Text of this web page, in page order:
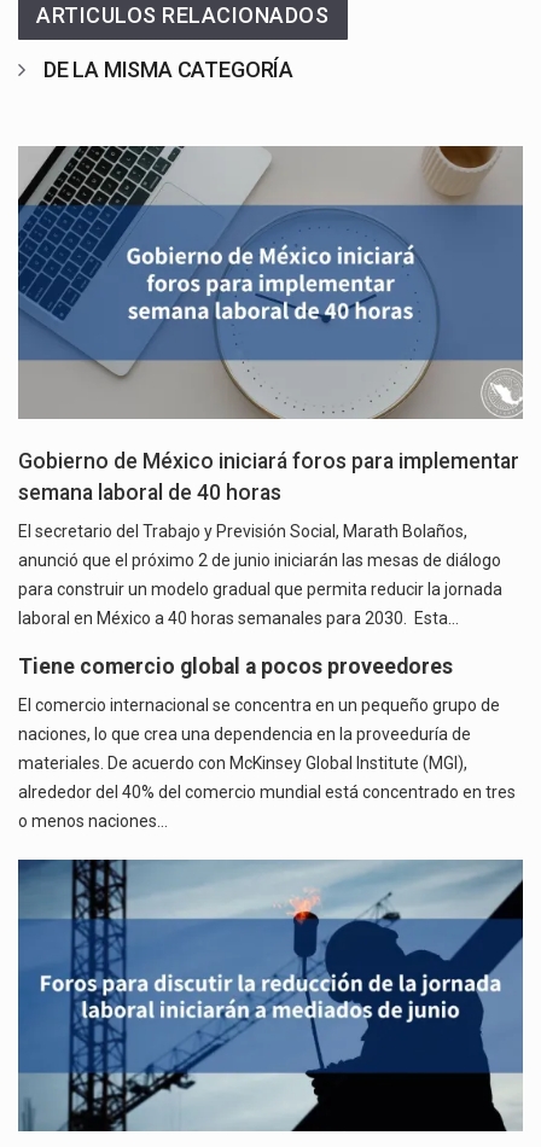
ARTICULOS RELACIONADOS
DE LA MISMA CATEGORÍA
Gobierno de México iniciará foros para implementar
semana laboral de 40 horas
El secretario del Trabajo y Previsión Social, Marath Bolaños,
anunció que el próximo 2 de junio iniciarán las mesas de diálogo
para construir un modelo gradual que permita reducir la jornada
laboral en México a 40 horas semanales para 2030. Esta…
Tiene comercio global a pocos proveedores
El comercio internacional se concentra en un pequeño grupo de
naciones, lo que crea una dependencia en la proveeduría de
materiales. De acuerdo con McKinsey Global Institute (MGI),
alrededor del 40% del comercio mundial está concentrado en tres
o menos naciones…